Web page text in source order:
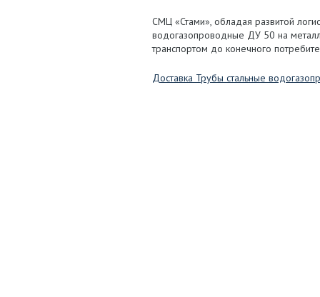
СМЦ «Стами», обладая развитой
водогазопроводные ДУ 50 на
транспортом до конечного
Доставка Трубы стальные